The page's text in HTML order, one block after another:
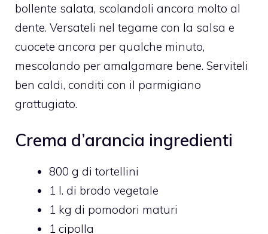
bollente salata, scolandoli ancora molto al
dente. Versateli nel tegame con la salsa e
cuocete ancora per qualche minuto,
mescolando per amalgamare bene. Serviteli
ben caldi, conditi con il parmigiano
grattugiato.
Crema d’arancia ingredienti
800 g di tortellini
1 l. di brodo vegetale
1 kg di pomodori maturi
1 cipolla